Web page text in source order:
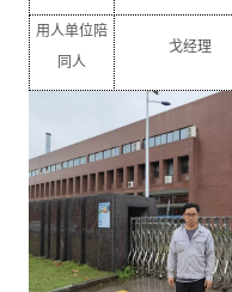
用人单位陪
同人
戈经理